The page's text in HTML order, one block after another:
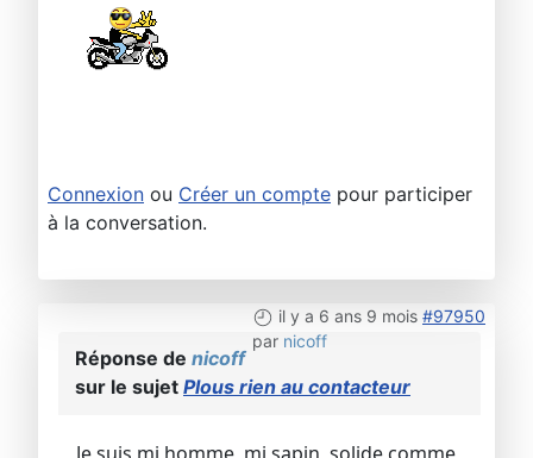
Connexion ou Créer un compte pour participer
à la conversation.
il y a 6 ans 9 mois #97950
par nicoff
Réponse de nicoff
sur le sujet Plous rien au contacteur